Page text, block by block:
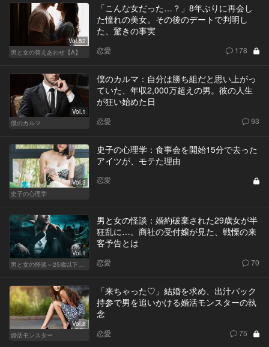
Vol.52
男と女の答えあわせ【A】
「こんな女だった…？」8年ぶりに再会し
た憧れの美女。その後のデートで判明し
た、驚きの事実
恋愛 178
Vol.1
僕のカルマ
僕のカルマ：自分は勝ち組だと思い上がっ
ていた、年収2,000万超えの男。彼の人生
が狂い始めた日
恋愛 93
Vol.3
史子の心理学
史子の心理学：食事会を開始15分で去った
アイツが、モテた理由
恋愛
Vol.1
男と女の怪談：婚約破棄された29歳女が半
狂乱に…。商社の受付嬢が見た、戦慄の来
客予告とは
恋愛 70
Vol.8
婚活モンスター
「来ちゃった♡」結婚を求め、出汁パック
持参で男を追いかける婚活モンスターの執
念
恋愛 75